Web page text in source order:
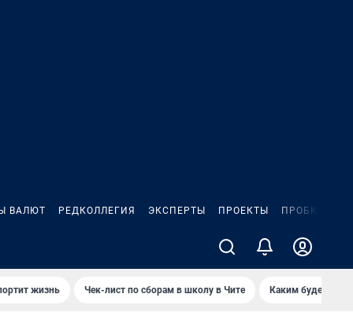
ВАЛЮТ РЕДКОЛЛЕГИЯ ЭКСПЕРТЫ ПРОЕКТЫ ПРОБКИ
жизнь Чек-лист по сборам в школу в Чите Каким будет